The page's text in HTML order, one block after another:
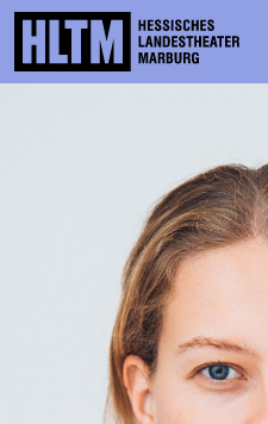
MITMACHEN
SERVICE